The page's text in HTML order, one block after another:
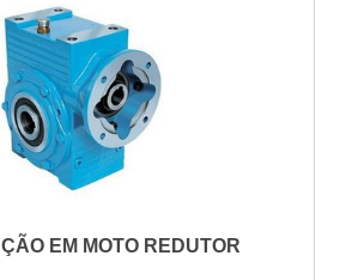
residencial: quarto, sala, cozinha
de tintas para ambientes).
e fachadas comerciais:
e acabamento resistente ao sol.
EM MOTO REDUTOR